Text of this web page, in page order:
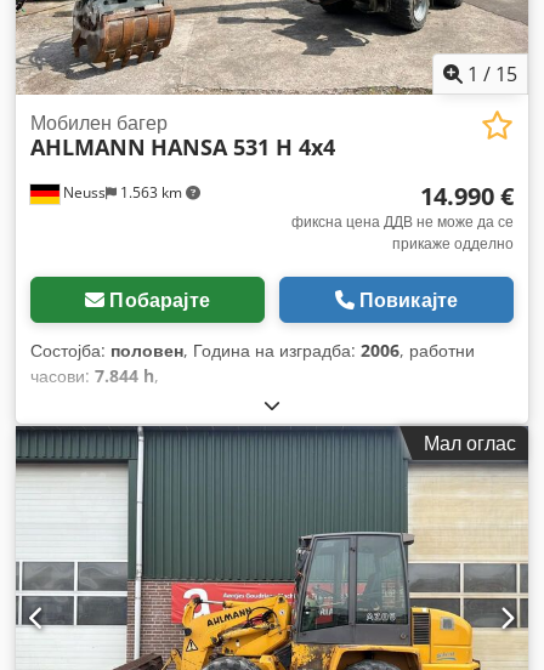
1 / 15
Neuss 1.563 km
Мобилен багер
AHLMANN HANSA 531 H 4x4
14.990 €
фиксна цена ДДВ не може да се
прикаже одделно
Побарајте Повикајте
Состојба: половен, Година на изградба: 2006, работни
часови: 7.844 h,
Мал оглас